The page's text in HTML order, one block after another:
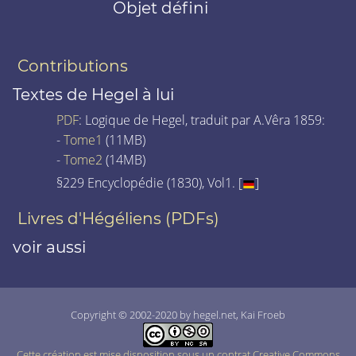
Objet défini
Contributions
Textes de Hegel à lui
PDF: Logique de Hegel, traduit par A.Vêra 1859:
-Tome1 (11MB)
-Tome2 (14MB)
§229 Encyclopédie (1830), Vol1. [
]
Livres d'Hégéliens (PDFs)
voir aussi
Copyright © 2002-2020 by hegel.net, Kai Froeb